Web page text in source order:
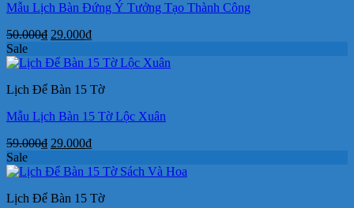
Mẫu Lịch Bàn Đứng Ý Tưởng Tạo Thành Công
50.000₫ Giá
là:
29.000₫Giá
tại
29.000₫.
Sale
Lịch Để Bàn 15 Tờ
Mẫu Lịch Bàn 15 Tờ Lộc Xuân
59.000₫ Giá
là:
29.000₫Giá
tại
29.000₫.
Sale
Lịch Để Bàn 15 Tờ